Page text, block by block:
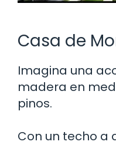
Casa de
Imagina una
madera en
pinos.
Con un techo a